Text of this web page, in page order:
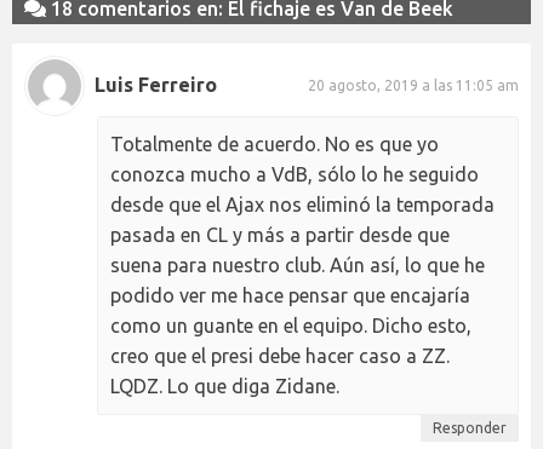
18 comentarios en: El fichaje es Van de Beek
Luis Ferreiro 20 agosto, 2019 a las 11:05 am
Totalmente de acuerdo. No es que yo
conozca mucho a VdB, sólo lo he seguido
desde que el Ajax nos eliminó la temporada
pasada en CL y más a partir desde que
suena para nuestro club. Aún así, lo que he
podido ver me hace pensar que encajaría
como un guante en el equipo. Dicho esto,
creo que el presi debe hacer caso a ZZ.
LQDZ. Lo que diga Zidane.
Responder